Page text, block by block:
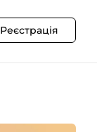
Реєстрація